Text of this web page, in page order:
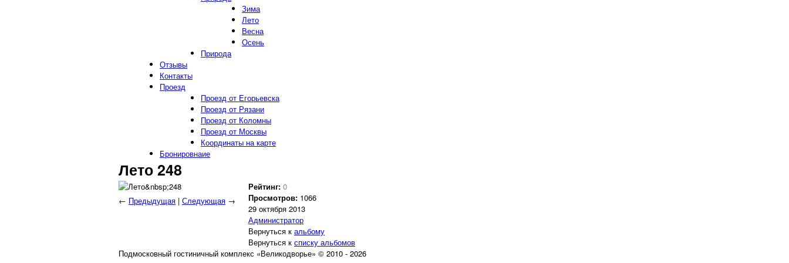
Зима
Лето
Весна
Осень
Природа
Отзывы
Контакты
Проезд
Проезд от Егорьевска
Проезд от Рязани
Проезд от Коломны
Проезд от Москвы
Координаты на карте
Бронировнаие
Лето 248
← Предыдущая | Следующая →
Рейтинг: 0
Просмотров: 1066
29 октября 2013
Администратор
Вернуться к альбому
Вернуться к списку альбомов
Подмосковный гостиничный комплекс «Великодворье» © 2010 - 2026